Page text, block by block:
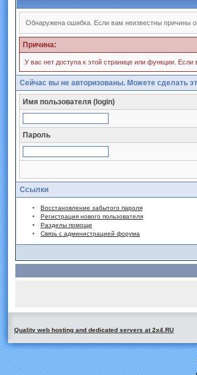
Обнаружена ошибка. Если вам неизвестны причины
Причина:
У вас нет доступа к этой странице или функции.
Сейчас вы не авторизованы. Можете сделать
Имя пользователя (login)
Пароль
Ссылки
Восстановление забытого пароля
Регистрация нового пользователя
Разделы помощи
Связь с администрацией форума
Quality web hosting and dedicated servers at 2x4.RU